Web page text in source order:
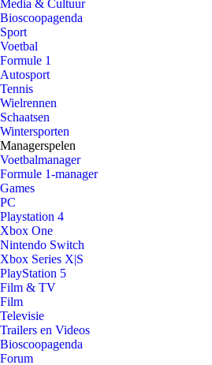
Media & Cultuur
Bioscoopagenda
Sport
Voetbal
Formule 1
Autosport
Tennis
Wielrennen
Schaatsen
Wintersporten
Managerspelen
Voetbalmanager
Formule 1-manager
Games
PC
Playstation 4
Xbox One
Nintendo Switch
Xbox Series X|S
PlayStation 5
Film & TV
Film
Televisie
Trailers en Videos
Bioscoopagenda
Forum